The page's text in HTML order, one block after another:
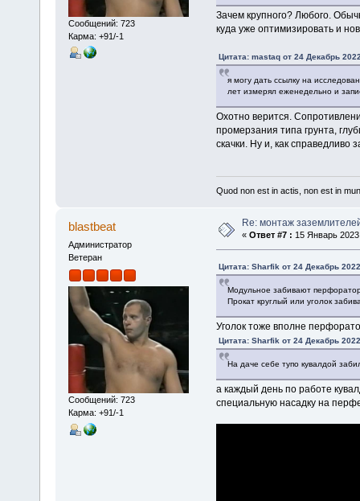
Сообщений: 723
Карма: +91/-1
Зачем крупного? Любого.
куда уже оптимизировать и
Цитата: mastaq от 24 Декабрь
я могу дать ссылку на
лет измерял еженедельно и
Охотно верится.
промерзания типа грунта,
скачки. Ну и, как
Quod non est in actis, non est in
blastbeat
Администратор
Ветеран
Сообщений: 723
Карма: +91/-1
Re: монтаж
« Ответ #7 : 15 Январь
Цитата: Sharfik от 24 Декабрь
Модульное забивают
Прокат круглый или уголок
Уголок тоже вполне
Цитата: Sharfik от 24 Декабрь
На даче себе тупо кувалдой
а каждый день по работе
специальную насадку на